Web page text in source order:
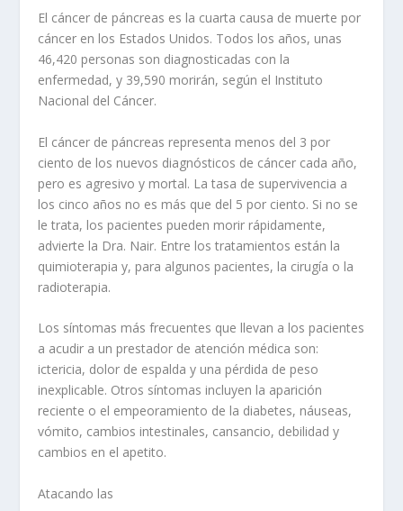
El cáncer de páncreas es la cuarta causa de muerte por
cáncer en los Estados Unidos. Todos los años, unas
46,420 personas son diagnosticadas con la
enfermedad, y 39,590 morirán, según el Instituto
Nacional del Cáncer.
El cáncer de páncreas representa menos del 3 por
ciento de los nuevos diagnósticos de cáncer cada año,
pero es agresivo y mortal. La tasa de supervivencia a
los cinco años no es más que del 5 por ciento. Si no se
le trata, los pacientes pueden morir rápidamente,
advierte la Dra. Nair. Entre los tratamientos están la
quimioterapia y, para algunos pacientes, la cirugía o la
radioterapia.
Los síntomas más frecuentes que llevan a los pacientes
a acudir a un prestador de atención médica son:
ictericia, dolor de espalda y una pérdida de peso
inexplicable. Otros síntomas incluyen la aparición
reciente o el empeoramiento de la diabetes, náuseas,
vómito, cambios intestinales, cansancio, debilidad y
cambios en el apetito.
Atacando las